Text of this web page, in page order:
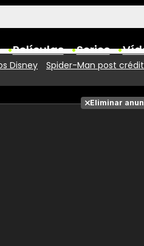
Películas Series
Disney Spider-Man post
Eliminar